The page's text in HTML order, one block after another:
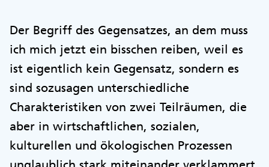
Der Begriff des Gegensatzes, an dem muss
ich mich jetzt ein bisschen reiben, weil es
ist eigentlich kein Gegensatz, sondern es
sind sozusagen unterschiedliche
Charakteristiken von zwei Teilräumen, die
aber in wirtschaftlichen, sozialen,
kulturellen und ökologischen Prozessen